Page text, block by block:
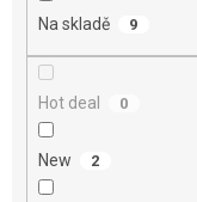
Na skladě 9
Hot deal 0
New 2